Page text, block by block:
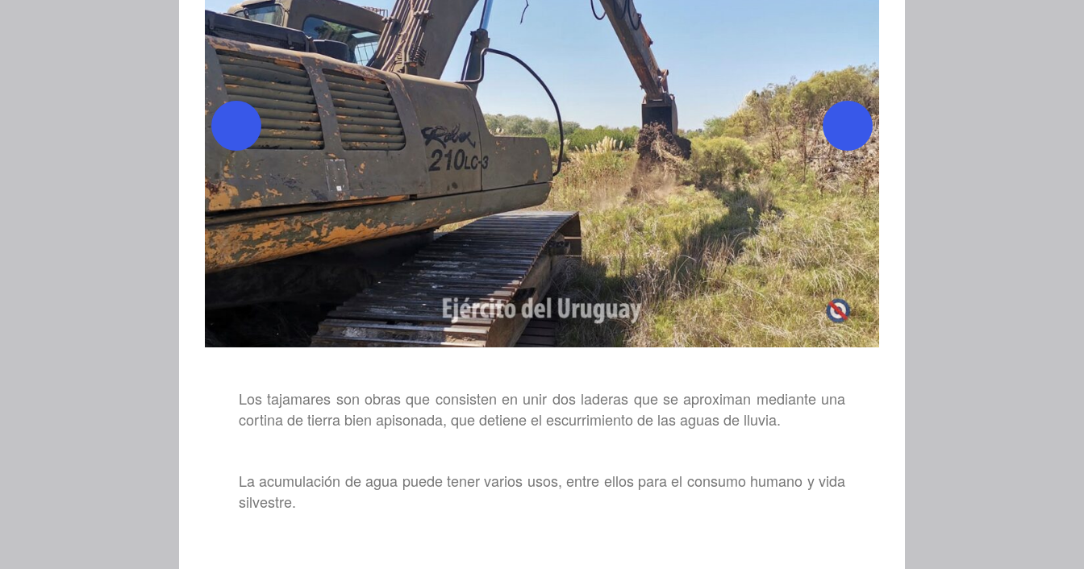
Los tajamares son obras que consisten en unir dos laderas que se aproximan mediante una
cortina de tierra bien apisonada, que detiene el escurrimiento de las aguas de lluvia.
La acumulación de agua puede tener varios usos, entre ellos para el consumo humano y vida
silvestre.